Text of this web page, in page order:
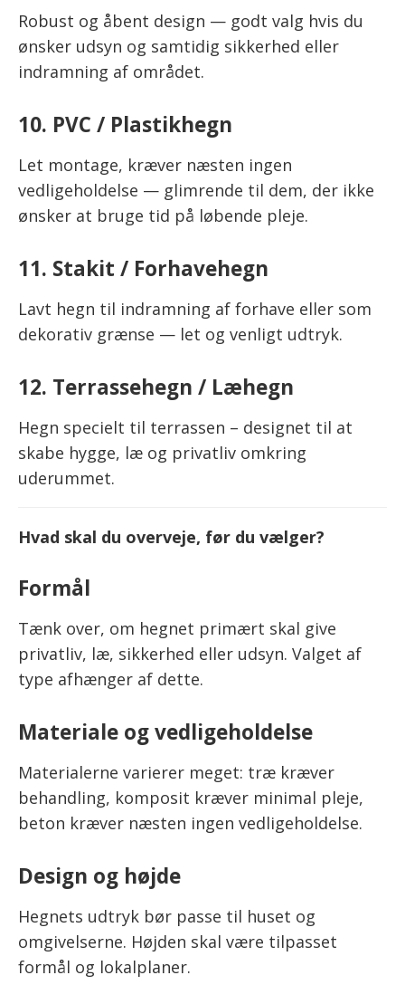
Robust og åbent design — godt valg hvis du
ønsker udsyn og samtidig sikkerhed eller
indramning af området.
10. PVC / Plastikhegn
Let montage, kræver næsten ingen
vedligeholdelse — glimrende til dem, der ikke
ønsker at bruge tid på løbende pleje.
11. Stakit / Forhavehegn
Lavt hegn til indramning af forhave eller som
dekorativ grænse — let og venligt udtryk.
12. Terrassehegn / Læhegn
Hegn specielt til terrassen – designet til at
skabe hygge, læ og privatliv omkring
uderummet.
Hvad skal du overveje, før du vælger?
Formål
Tænk over, om hegnet primært skal give
privatliv, læ, sikkerhed eller udsyn. Valget af
type afhænger af dette.
Materiale og vedligeholdelse
Materialerne varierer meget: træ kræver
behandling, komposit kræver minimal pleje,
beton kræver næsten ingen vedligeholdelse.
Design og højde
Hegnets udtryk bør passe til huset og
omgivelserne. Højden skal være tilpasset
formål og lokalplaner.